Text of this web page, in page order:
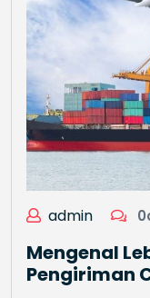
admin
Mengenal
Pengiriman